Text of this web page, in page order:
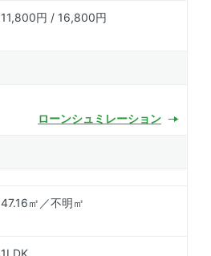
11,800円 / 16,800円
ローンシュミレーション
47.16㎡／不明㎡
1LDK